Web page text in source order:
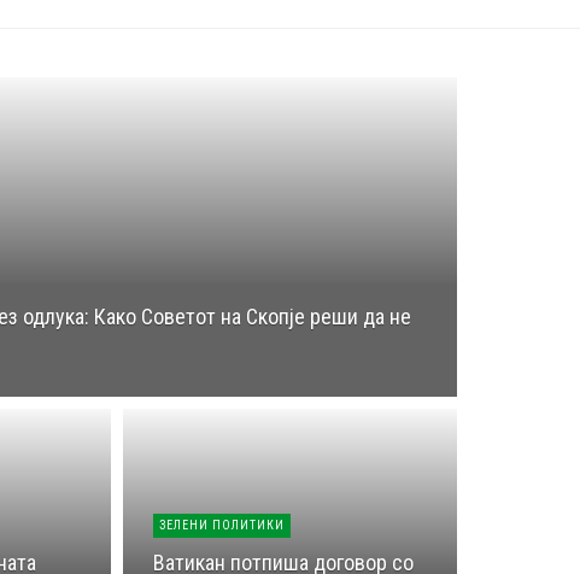
одлука: Како Советот на Скопје реши да не
ЗЕЛЕНИ ПОЛИТИКИ
Ватикан потпиша договор со